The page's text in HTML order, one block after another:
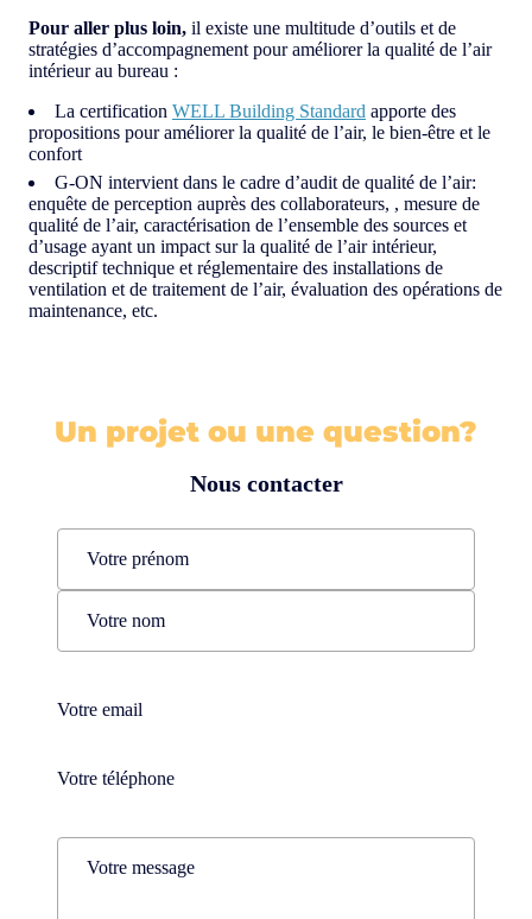
Pour aller plus loin, il existe une multitude d’outils et de
stratégies d’accompagnement pour améliorer la qualité de l’air
intérieur au bureau :
La certification WELL Building Standard apporte des
propositions pour améliorer la qualité de l’air, le bien-être et le
confort
G-ON intervient dans le cadre d’audit de qualité de l’air:
enquête de perception auprès des collaborateurs, , mesure de
qualité de l’air, caractérisation de l’ensemble des sources et
d’usage ayant un impact sur la qualité de l’air intérieur,
descriptif technique et réglementaire des installations de
ventilation et de traitement de l’air, évaluation des opérations de
maintenance, etc.
Un projet ou une question?
Nous contacter
Name
Prénom
Téléphone(Nécessaire)
Téléphone(Nécessaire)
Comments